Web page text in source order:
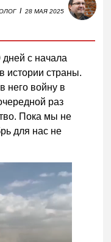
I 28 МАЯ 2025
с начала
истории страны.
него войну в
раз
Пока мы не
для нас не